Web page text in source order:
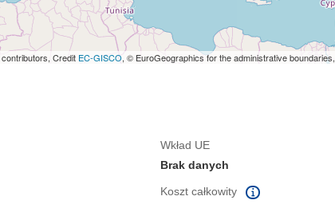
contributors, Credit EC-GISCO, © EuroGeographics for the administrative boundaries,
Wkład UE
Brak danych
Koszt całkowity